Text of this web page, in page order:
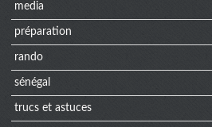
media
préparation
rando
sénégal
trucs et astuces